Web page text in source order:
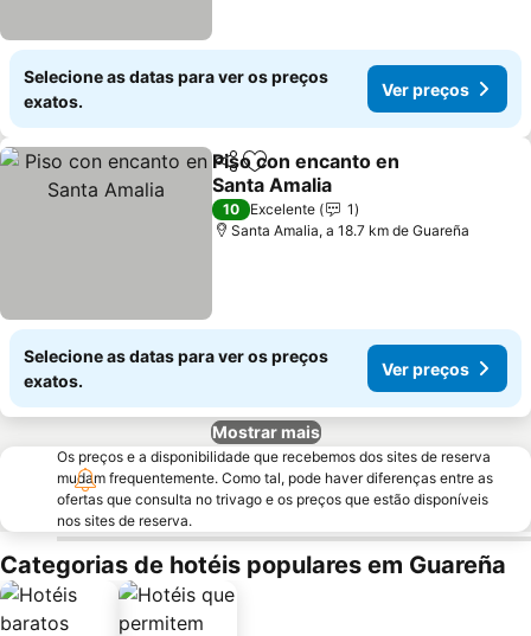
Selecione as datas para ver os preços
exatos.
Ver preços
PartilharAdicionar aos favoritos
Piso con encanto en
Santa Amalia
Ver preços
10 Excelente
1
Santa Amalia, a 18.7 km de Guareña
Selecione as datas para ver os preços
exatos.
Ver preços
Mostrar mais
Os preços e a disponibilidade que recebemos dos sites de reserva
mudam frequentemente. Como tal, pode haver diferenças entre as
ofertas que consulta no trivago e os preços que estão disponíveis
nos sites de reserva.
Categorias de hotéis populares em Guareña